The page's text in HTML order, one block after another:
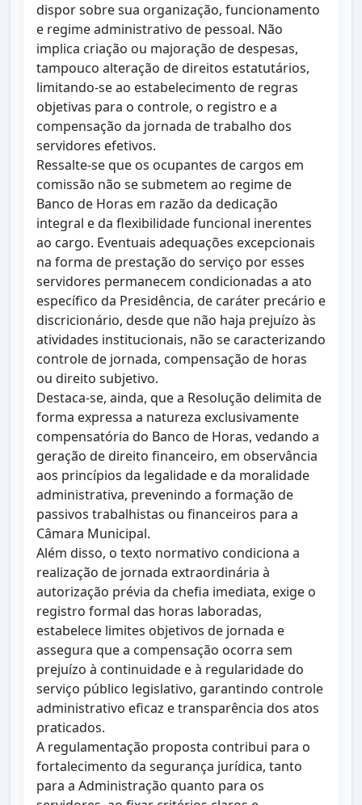
dispor sobre sua organização, funcionamento
e regime administrativo de pessoal. Não
implica criação ou majoração de despesas,
tampouco alteração de direitos estatutários,
limitando-se ao estabelecimento de regras
objetivas para o controle, o registro e a
compensação da jornada de trabalho dos
servidores efetivos.
Ressalte-se que os ocupantes de cargos em
comissão não se submetem ao regime de
Banco de Horas em razão da dedicação
integral e da flexibilidade funcional inerentes
ao cargo. Eventuais adequações excepcionais
na forma de prestação do serviço por esses
servidores permanecem condicionadas a ato
específico da Presidência, de caráter precário e
discricionário, desde que não haja prejuízo às
atividades institucionais, não se caracterizando
controle de jornada, compensação de horas
ou direito subjetivo.
Destaca-se, ainda, que a Resolução delimita de
forma expressa a natureza exclusivamente
compensatória do Banco de Horas, vedando a
geração de direito financeiro, em observância
aos princípios da legalidade e da moralidade
administrativa, prevenindo a formação de
passivos trabalhistas ou financeiros para a
Câmara Municipal.
Além disso, o texto normativo condiciona a
realização de jornada extraordinária à
autorização prévia da chefia imediata, exige o
registro formal das horas laboradas,
estabelece limites objetivos de jornada e
assegura que a compensação ocorra sem
prejuízo à continuidade e à regularidade do
serviço público legislativo, garantindo controle
administrativo eficaz e transparência dos atos
praticados.
A regulamentação proposta contribui para o
fortalecimento da segurança jurídica, tanto
para a Administração quanto para os